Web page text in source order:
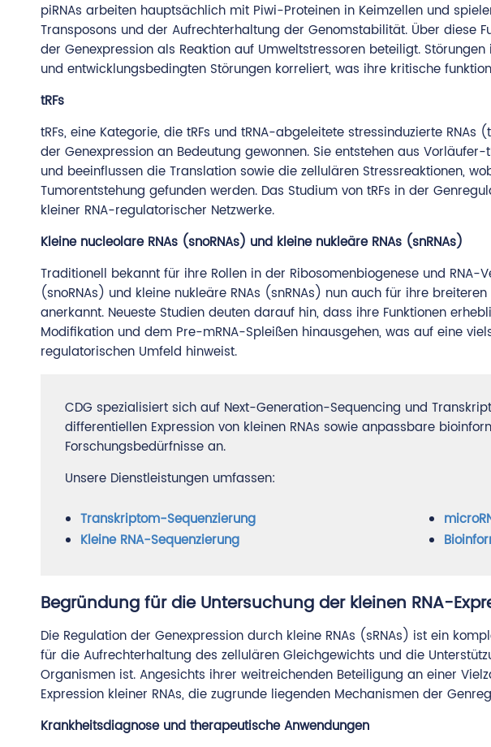
piRNAs arbeiten hauptsächlich mit Piwi-Proteinen in Keimzellen und
Transposons und der Aufrechterhaltung der Genomstabilität. Über diese
der Genexpression als Reaktion auf Umweltstressoren beteiligt.
und entwicklungsbedingten Störungen korreliert, was ihre kritische
tRFs
tRFs, eine Kategorie, die tRFs und tRNA-abgeleitete stressinduzierte
der Genexpression an Bedeutung gewonnen. Sie entstehen aus
und beeinflussen die Translation sowie die zellulären Stressreaktionen,
Tumorentstehung gefunden werden. Das Studium von tRFs in der
kleiner RNA-regulatorischer Netzwerke.
Kleine nucleolare RNAs (snoRNAs) und kleine nukleäre RNAs (snRNAs)
Traditionell bekannt für ihre Rollen in der Ribosomenbiogenese und RNA-
(snoRNAs) und kleine nukleäre RNAs (snRNAs) nun auch für ihre
anerkannt. Neueste Studien deuten darauf hin, dass ihre Funktionen
Modifikation und dem Pre-mRNA-Spleißen hinausgehen, was auf eine
regulatorischen Umfeld hinweist.
CDG spezialisiert sich auf Next-Generation-Sequencing und
differentiellen Expression von kleinen RNAs sowie anpassbare
Forschungsbedürfnisse an.
Unsere Dienstleistungen umfassen:
Transkriptom-Sequenzierung
Kleine RNA-Sequenzierung
Begründung für die Untersuchung der kleinen RNA-
Die Regulation der Genexpression durch kleine RNAs (sRNAs) ist ein
für die Aufrechterhaltung des zellulären Gleichgewichts und die
Organismen ist. Angesichts ihrer weitreichenden Beteiligung an einer
Expression kleiner RNAs, die zugrunde liegenden Mechanismen der
Krankheitsdiagnose und therapeutische Anwendungen